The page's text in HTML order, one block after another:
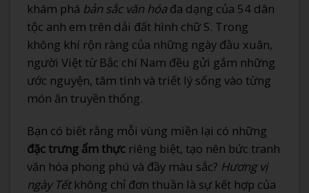
khám phá bản sắc văn hóađa dạng của 54 dân
tộc anh em trên dải đất hình chữ S. Trong
không khí rộn ràng của những ngày đầu xuân,
người Việt từ Bắc chí Nam đều gửi gắm những
ước nguyện, tâm tình và triết lý sống vào từng
món ăn truyền thống.
Bạn có biết rằng mỗi vùng miền lại có những
đặc trưng ẩm thực riêng biệt, tạo nên bức tranh
văn hóa phong phú và đầy màu sắc? Hương vị
ngày Tếtkhông chỉ đơn thuần là sự kết hợp của